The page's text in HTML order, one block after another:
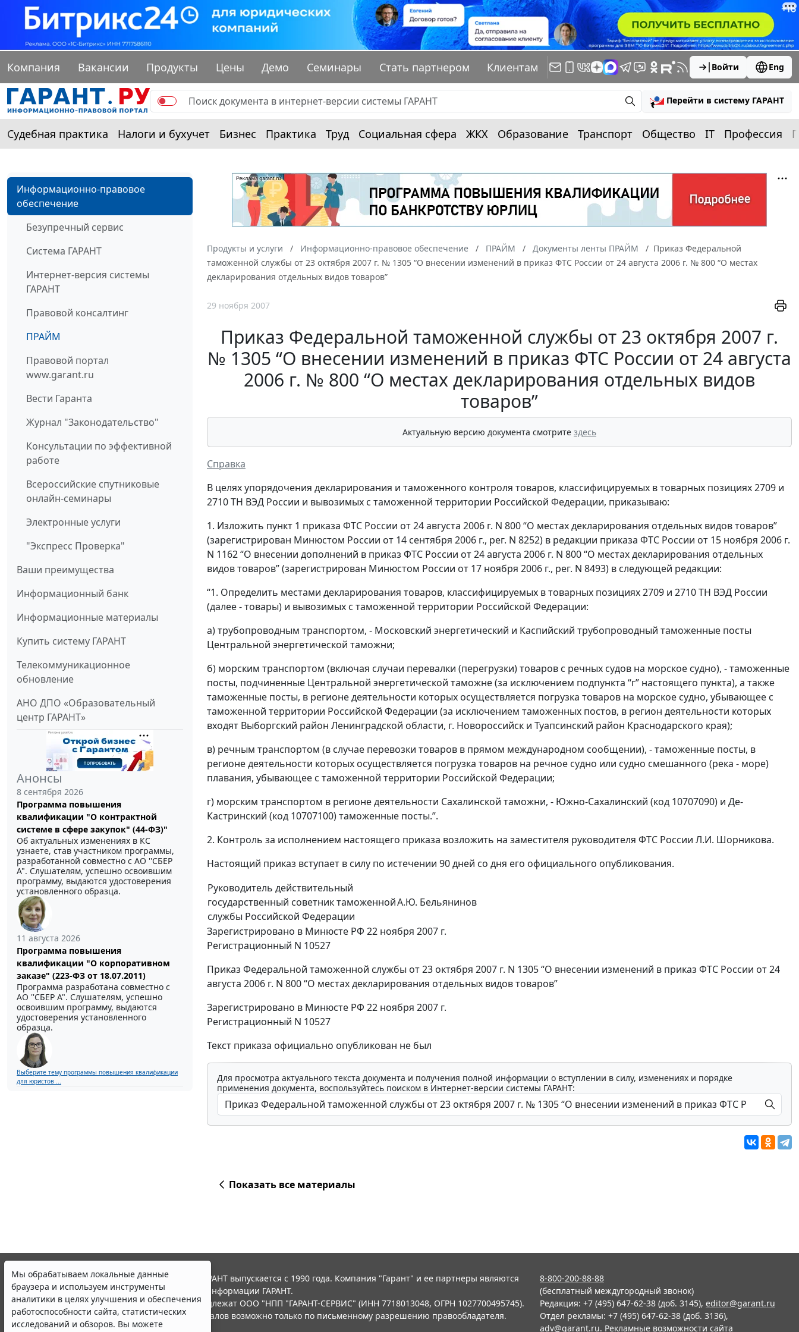
Компания Вакансии Продукты Цены Демо Семинары Стать партнером Клиентам Войти Eng
Перейти в систему ГАРАНТ
Судебная практика Налоги и бухучет Бизнес Практика Труд Социальная сфера ЖКХ Образование Транспорт Общество IT Профессия
Информационно-правовое
обеспечение
Безупречный сервис
Система ГАРАНТ
Интернет-версия системы
ГАРАНТ
Правовой консалтинг
ПРАЙМ
Правовой портал
www.garant.ru
Вести Гаранта
Журнал "Законодательство"
Консультации по эффективной
работе
Всероссийские спутниковые
онлайн-семинары
Электронные услуги
"Экспресс Проверка"
Ваши преимущества
Информационный банк
Информационные материалы
Купить систему ГАРАНТ
Телекоммуникационное
обновление
АНО ДПО «Образовательный
центр ГАРАНТ»
Анонсы
8 сентября 2026
Программа повышения
квалификации "О контрактной
системе в сфере закупок" (44-ФЗ)"
Об актуальных изменениях в КС
узнаете, став участником программы,
разработанной совместно с АО ''СБЕР
А". Слушателям, успешно освоившим
программу, выдаются удостоверения
установленного образца.
11 августа 2026
Программа повышения
квалификации "О корпоративном
заказе" (223-ФЗ от 18.07.2011)
Программа разработана совместно с
АО ''СБЕР А". Слушателям, успешно
освоившим программу, выдаются
удостоверения установленного
образца.
Выберите тему программы повышения квалификации
для юристов ...
Продукты и услуги Информационно-правовое обеспечение ПРАЙМ Документы ленты ПРАЙМ
Приказ Федеральной
таможенной службы от 23 октября 2007 г. № 1305 “О внесении изменений в приказ ФТС России от 24 августа 2006 г. № 800 “О местах
декларирования отдельных видов товаров”
29 ноября 2007
Приказ Федеральной таможенной службы от 23 октября 2007 г.
№ 1305 “О внесении изменений в приказ ФТС России от 24 августа
2006 г. № 800 “О местах декларирования отдельных видов
товаров”
Актуальную версию документа смотрите здесь
Справка
В целях упорядочения декларирования и таможенного контроля товаров, классифицируемых в товарных позициях 2709 и
2710 ТН ВЭД России и вывозимых с таможенной территории Российской Федерации, приказываю:
1. Изложить пункт 1 приказа ФТС России от 24 августа 2006 г. N 800 “О местах декларирования отдельных видов товаров”
(зарегистрирован Минюстом России от 14 сентября 2006 г., рег. N 8252) в редакции приказа ФТС России от 15 ноября 2006 г.
N 1162 “О внесении дополнений в приказ ФТС России от 24 августа 2006 г. N 800 “О местах декларирования отдельных
видов товаров” (зарегистрирован Минюстом России от 17 ноября 2006 г., рег. N 8493) в следующей редакции:
“1. Определить местами декларирования товаров, классифицируемых в товарных позициях 2709 и 2710 ТН ВЭД России
(далее - товары) и вывозимых с таможенной территории Российской Федерации:
а) трубопроводным транспортом, - Московский энергетический и Каспийский трубопроводный таможенные посты
Центральной энергетической таможни;
б) морским транспортом (включая случаи перевалки (перегрузки) товаров с речных судов на морское судно), - таможенные
посты, подчиненные Центральной энергетической таможне (за исключением подпункта “г” настоящего пункта), а также
таможенные посты, в регионе деятельности которых осуществляется погрузка товаров на морское судно, убывающее с
таможенной территории Российской Федерации (за исключением таможенных постов, в регион деятельности которых
входят Выборгский район Ленинградской области, г. Новороссийск и Туапсинский район Краснодарского края);
в) речным транспортом (в случае перевозки товаров в прямом международном сообщении), - таможенные посты, в
регионе деятельности которых осуществляется погрузка товаров на речное судно или судно смешанного (река - море)
плавания, убывающее с таможенной территории Российской Федерации;
г) морским транспортом в регионе деятельности Сахалинской таможни, - Южно-Сахалинский (код 10707090) и Де-
Кастринский (код 10707100) таможенные посты.”.
2. Контроль за исполнением настоящего приказа возложить на заместителя руководителя ФТС России Л.И. Шорникова.
Настоящий приказ вступает в силу по истечении 90 дней со дня его официального опубликования.
Руководитель действительный
государственный советник таможенной
службы Российской Федерации
А.Ю. Бельянинов
Зарегистрировано в Минюсте РФ 22 ноября 2007 г.
Регистрационный N 10527
Приказ Федеральной таможенной службы от 23 октября 2007 г. N 1305 “О внесении изменений в приказ ФТС России от 24
августа 2006 г. N 800 “О местах декларирования отдельных видов товаров”
Зарегистрировано в Минюсте РФ 22 ноября 2007 г.
Регистрационный N 10527
Текст приказа официально опубликован не был
Для просмотра актуального текста документа и получения полной информации о вступлении в силу, изменениях и порядке
применения документа, воспользуйтесь поиском в Интернет-версии системы ГАРАНТ:
Показать все материалы
Мы обрабатываем локальные данные
браузера и используем инструменты
аналитики в целях улучшения и обеспечения
работоспособности сайта, статистических
исследований и обзоров. Вы можете
© ООО "НПП "ГАРАНТ-СЕРВИС", 2026. Система ГАРАНТ выпускается с 1990 года. Компания "Гарант" и ее партнеры являются
участниками Российской ассоциации правовой информации ГАРАНТ.
Все права на материалы сайта ГАРАНТ.РУ принадлежат ООО "НПП "ГАРАНТ-СЕРВИС" (ИНН 7718013048, ОГРН 1027700495745).
Полное или частичное воспроизведение материалов возможно только по письменному разрешению правообладателя.
Правила использования портала.
8-800-200-88-88
(бесплатный междугородный звонок)
Редакция: +7 (495) 647-62-38 (доб. 3145), editor@garant.ru
Отдел рекламы: +7 (495) 647-62-38 (доб. 3136),
adv@garant.ru. Рекламные возможности сайта